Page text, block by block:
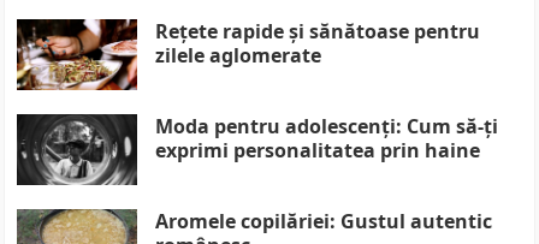
Rețete rapide și sănătoase pentru
zilele aglomerate
Moda pentru adolescenți: Cum să-ți
exprimi personalitatea prin haine
Aromele copilăriei: Gustul autentic